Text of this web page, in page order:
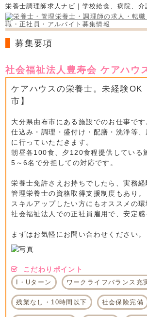
栄養士調理師求人ナビ｜学校給食、病院、介
募集要項
社会福祉法人豊寿会 ケアハウ
ケアハウスの栄養士。未経験OK
市】
大分県由布市にある施設でのお仕事です
仕込み・調理・盛付け・配膳・洗浄等
に行っていただきます。
朝昼各100食、夕120食程提供している
5～6名で分担しての対応です。
栄養士免許さえお持ちでしたら、実務経
管理栄養士の資格取得支援制度もあり。
スキルアップしたい方にもオススメの環
社会福祉法人での正社員雇用で、安定感
まずはお気軽にお問い合わせください。
こだわりポイント
I・Uターン ワークライフバランス充
残業なし・10時間以下 社会保険完備